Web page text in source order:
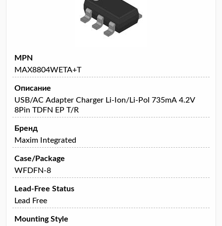
MPN
MAX8804WETA+T
Описание
USB/AC Adapter Charger Li-Ion/Li-Pol 735mA 4.2V
8Pin TDFN EP T/R
Бренд
Maxim Integrated
Case/Package
WFDFN-8
Lead-Free Status
Lead Free
Mounting Style